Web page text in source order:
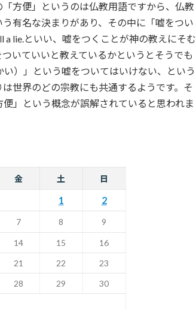
方便」というのは仏教用語ですから、仏教
有名な決まりがあり、その中に「嘘をつい
lie.といい、嘘をつくことが神の教えにそむ
いていいと教えているかというとそうでも
）」という嘘をついてはいけない、という
世界のどの宗教にも共通するようです。そ
」という概念が誤解されていると思われま
金 土 日
1
2
7 8 9
14 15
16
21 22
23
28 29
30